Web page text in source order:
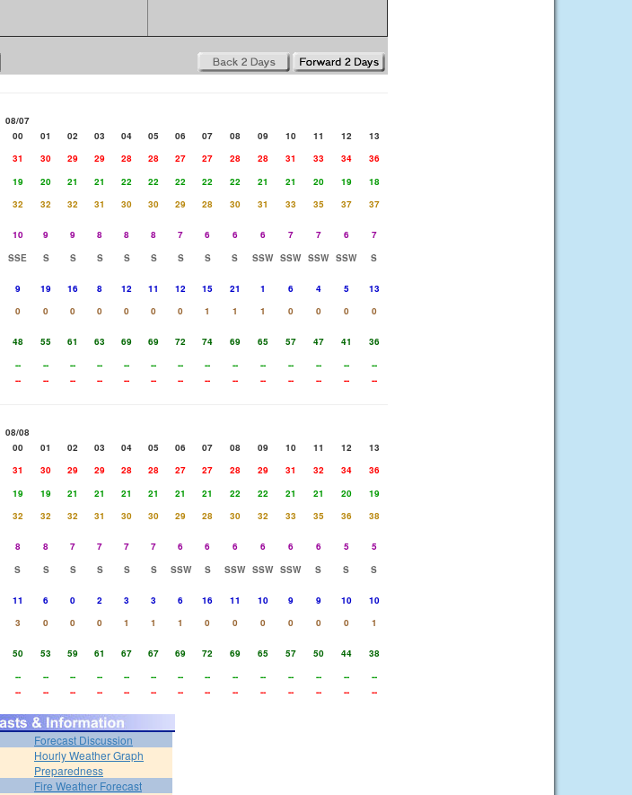
08/07
00 01 02 03 04 05 06 07 08 09 10 11 12
13
31 30 29 29 28 28 27 27 28 28 31 33 34
36
19 20 21 21 22 22 22 22 22 21 21 20 19
18
32 32 32 31 30 30 29 28 30 31 33 35 37
37
10 9 9 8 8 8 7 6 6 6 7 7 6
7
SSE S S S S S S S S SSW SSW SSW SSW
S
9 19 16 8 12 11 12 15 21 1 6 4 5
13
0 0 0 0 0 0 0 1 1 1 0 0 0
0
48 55 61 63 69 69 72 74 69 65 57 47 41
36
-- -- -- -- -- -- -- -- -- -- -- -- --
--
-- -- -- -- -- -- -- -- -- -- -- -- -- --
08/08
00 01 02 03 04 05 06 07 08 09 10 11 12
13
31 30 29 29 28 28 27 27 28 29 31 32 34
36
19 19 21 21 21 21 21 21 22 22 21 21 20
19
32 32 32 31 30 30 29 28 30 32 33 35 36
38
8 8 7 7 7 7 6 6 6 6 6 6 5
5
S S S S S S SSW S SSW SSW SSW S S
S
11 6 0 2 3 3 6 16 11 10 9 9 10
10
3 0 0 0 1 1 1 0 0 0 0 0 0
1
50 53 59 61 67 67 69 72 69 65 57 50 44
38
-- -- -- -- -- -- -- -- -- -- -- -- --
--
-- -- -- -- -- -- -- -- -- -- -- -- -- --
Forecast Discussion
Hourly Weather Graph
Preparedness
Fire Weather Forecast